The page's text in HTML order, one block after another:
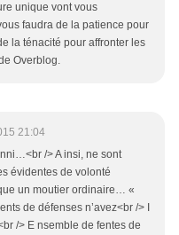
unique vont vous
faudra de la patience pour
la ténacité pour affronter les
Overblog.
21:04
/> A insi, ne sont
évidentes de volonté
un moutier ordinaire… «
de défenses n’avez<br /> I
/> E nsemble de fentes de